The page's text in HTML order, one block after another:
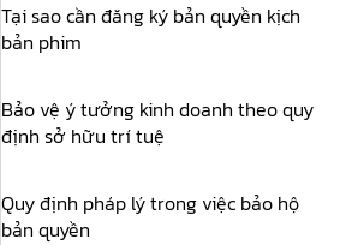
Tại sao cần đăng ký bản quyền kịch
bản phim
Bảo vệ ý tưởng kinh doanh theo quy
định sở hữu trí tuệ
Quy định pháp lý trong việc bảo hộ
bản quyền